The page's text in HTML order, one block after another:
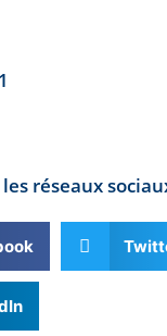
réseaux